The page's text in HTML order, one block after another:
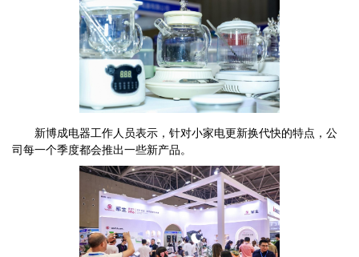
新博成电器工作人员表示，针对小家电更新换代快的特点，公
司每一个季度都会推出一些新产品。